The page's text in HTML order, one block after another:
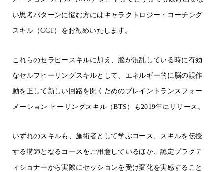
い思考パターンに悩む方にはキャラクトロジー・コーチング
スキル（CCT）をお勧めいたします。
これらのセラピースキルに加え、脳が混乱している時に有効
なセルフヒーリングスキルとして、エネルギー的に脳の誤作
動を正して新しい回路を開くためのブレイントランスフォー
メーション·ヒーリングスキル（BTS ）も2019年にリリース。
いずれのスキルも、施術者として学ぶコース、スキルを伝授
する講師となるコースをご用意しているほか、認定プラクテ
ィショナーから実際にセッションを受け変化を実感すること